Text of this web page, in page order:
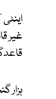
غیر
ہزار